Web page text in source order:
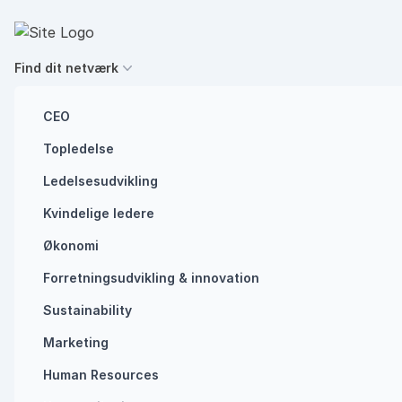
Executives' Global Network
Find dit netværk
CEO
Topledelse
Ledelsesudvikling
Kvindelige ledere
Økonomi
Forretningsudvikling ​& innovation​
Sustainability
Marketing
Human Resources
Leder, lider du af
etisk blindhed?